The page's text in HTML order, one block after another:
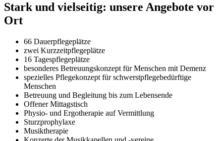
Stark und vielseitig: unsere Angebote vor
Ort
66 Dauerpflegeplätze
zwei Kurzzeitpflegeplätze
16 Tagespflegeplätze
besonderes Betreuungskonzept für Menschen mit Demenz
spezielles Pflegekonzept für schwerstpflegebedürftige
Menschen
Betreuung und Begleitung bis zum Lebensende
Offener Mittagstisch
Physio- und Ergotherapie auf Vermittlung
Sturzprophylaxe
Musiktherapie